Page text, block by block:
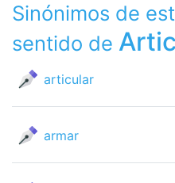
Sinónimos de
sentido de
articular
armar